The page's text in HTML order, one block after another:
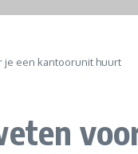
je een kantoorunit huurt